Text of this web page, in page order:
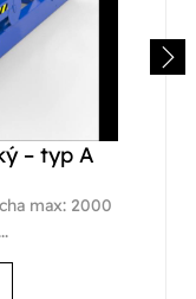
– typ A
max: 2000